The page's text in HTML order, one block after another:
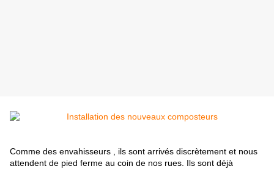
Comme des envahisseurs , ils sont arrivés discrètement et nous
attendent de pied ferme au coin de nos rues. Ils sont déjà